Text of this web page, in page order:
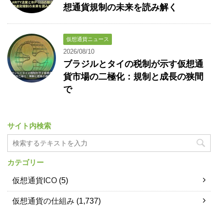
想通貨規制の未来を読み解く
仮想通貨ニュース
2026/08/10
ブラジルとタイの税制が示す仮想通
貨市場の二極化：規制と成長の狭間
で
サイト内検索
カテゴリー
仮想通貨ICO (5)
仮想通貨の仕組み (1,737)